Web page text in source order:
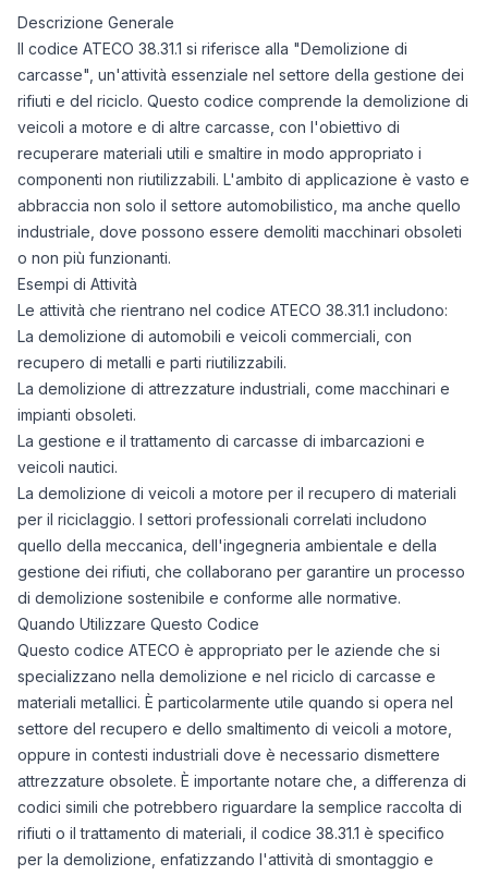
Descrizione Generale
Il codice ATECO 38.31.1 si riferisce alla "Demolizione di
carcasse", un'attività essenziale nel settore della gestione dei
rifiuti e del riciclo. Questo codice comprende la demolizione di
veicoli a motore e di altre carcasse, con l'obiettivo di
recuperare materiali utili e smaltire in modo appropriato i
componenti non riutilizzabili. L'ambito di applicazione è vasto e
abbraccia non solo il settore automobilistico, ma anche quello
industriale, dove possono essere demoliti macchinari obsoleti
o non più funzionanti.
Esempi di Attività
Le attività che rientrano nel codice ATECO 38.31.1 includono:
La demolizione di automobili e veicoli commerciali, con
recupero di metalli e parti riutilizzabili.
La demolizione di attrezzature industriali, come macchinari e
impianti obsoleti.
La gestione e il trattamento di carcasse di imbarcazioni e
veicoli nautici.
La demolizione di veicoli a motore per il recupero di materiali
per il riciclaggio. I settori professionali correlati includono
quello della meccanica, dell'ingegneria ambientale e della
gestione dei rifiuti, che collaborano per garantire un processo
di demolizione sostenibile e conforme alle normative.
Quando Utilizzare Questo Codice
Questo codice ATECO è appropriato per le aziende che si
specializzano nella demolizione e nel riciclo di carcasse e
materiali metallici. È particolarmente utile quando si opera nel
settore del recupero e dello smaltimento di veicoli a motore,
oppure in contesti industriali dove è necessario dismettere
attrezzature obsolete. È importante notare che, a differenza di
codici simili che potrebbero riguardare la semplice raccolta di
rifiuti o il trattamento di materiali, il codice 38.31.1 è specifico
per la demolizione, enfatizzando l'attività di smontaggio e